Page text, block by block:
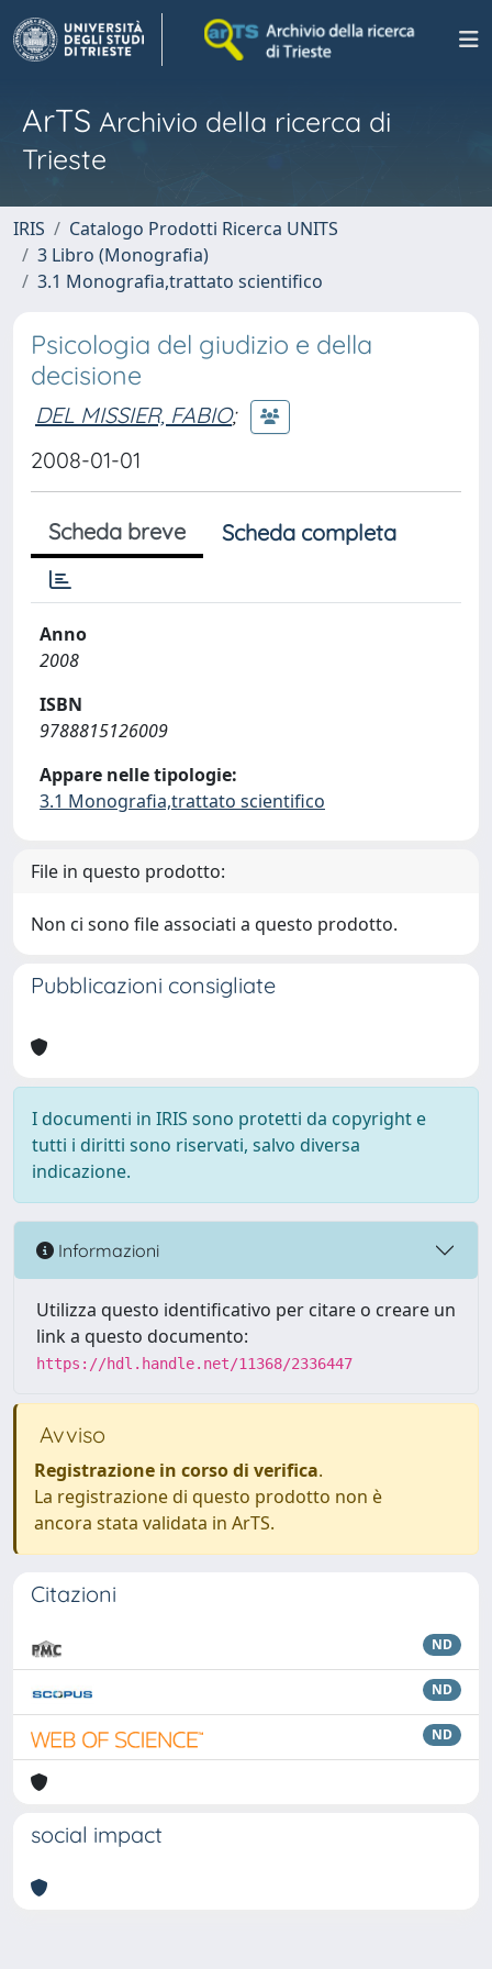
ArTS Archivio della ricerca di
Trieste
IRIS
Catalogo Prodotti Ricerca UNITS
3 Libro (Monografia)
3.1 Monografia,trattato scientifico
Psicologia del giudizio e della
decisione
DEL MISSIER, FABIO;
2008-01-01
Scheda breve Scheda completa
Anno
2008
ISBN
9788815126009
Appare nelle tipologie:
3.1 Monografia,trattato scientifico
File in questo prodotto:
Non ci sono file associati a questo prodotto.
Pubblicazioni consigliate
I documenti in IRIS sono protetti da copyright e
tutti i diritti sono riservati, salvo diversa
indicazione.
Informazioni
Utilizza questo identificativo per citare o creare un
link a questo documento:
https://hdl.handle.net/11368/2336447
Avviso
Registrazione in corso di verifica.
La registrazione di questo prodotto non è
ancora stata validata in ArTS.
Citazioni
ND
ND
ND
social impact